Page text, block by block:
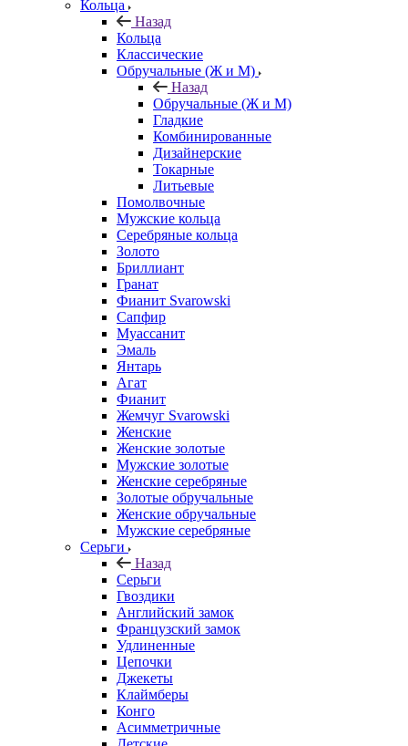
Кольца
Назад
Кольца
Классические
Обручальные (Ж и М)
Назад
Обручальные (Ж и М)
Гладкие
Комбинированные
Дизайнерские
Токарные
Литьевые
Помолвочные
Мужские кольца
Серебряные кольца
Золото
Бриллиант
Гранат
Фианит Svarowski
Сапфир
Муассанит
Эмаль
Янтарь
Агат
Фианит
Жемчуг Svarowski
Женские
Женские золотые
Мужские золотые
Женские серебряные
Золотые обручальные
Женские обручальные
Мужские серебряные
Серьги
Назад
Серьги
Гвоздики
Английский замок
Французский замок
Удлиненные
Цепочки
Джекеты
Клаймберы
Конго
Асимметричные